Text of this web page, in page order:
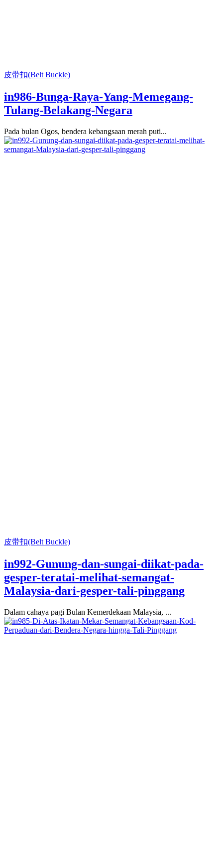
皮带扣(Belt Buckle)
in986-Bunga-Raya-Yang-Memegang-
Tulang-Belakang-Negara
Pada bulan Ogos, bendera kebangsaan merah puti...
皮带扣(Belt Buckle)
in992-Gunung-dan-sungai-diikat-pada-
gesper-teratai-melihat-semangat-
Malaysia-dari-gesper-tali-pinggang
Dalam cahaya pagi Bulan Kemerdekaan Malaysia, ...